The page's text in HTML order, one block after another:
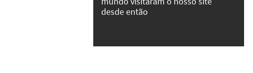
desde então